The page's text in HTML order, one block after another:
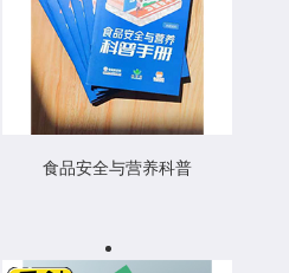
食品安全与营养科普